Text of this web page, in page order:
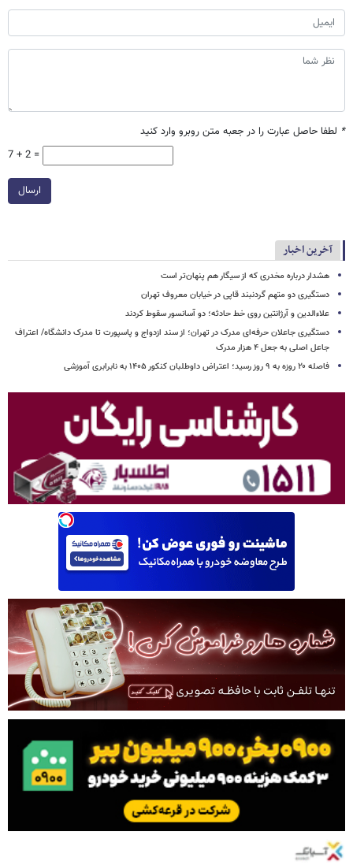
* لطفا حاصل عبارت را در جعبه متن روبرو وارد کنید
7 + 2 =
ارسال
آخرین اخبار
هشدار درباره مخدری که از سیگار هم پنهان‌تر است
دستگیری دو متهم گردنبند قاپی در خیابان معروف تهران
علاءالدین و آرژانتین روی خط حادثه؛ دو آسانسور سقوط کردند
دستگیری جاعلان حرفه‌ای مدرک در تهران؛ از سند ازدواج و پاسپورت تا مدرک دانشگاه/ اعتراف
جاعل اصلی به جعل ۴ هزار مدرک
فاصله ۲۰ روزه به ۹ روز رسید؛ اعتراض داوطلبان کنکور ۱۴۰۵ به نابرابری آموزشی